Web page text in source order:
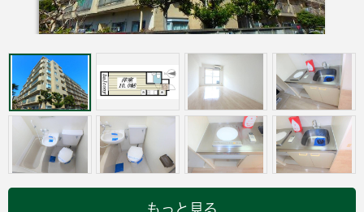
もっと見る